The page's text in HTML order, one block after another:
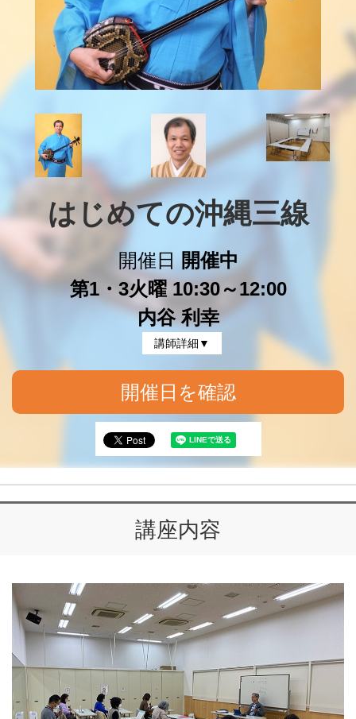
はじめての沖縄三線
開催日
開催中
第1・3火曜 10:30～12:00
内谷 利幸
講師詳細▼
開催日を確認
講座内容